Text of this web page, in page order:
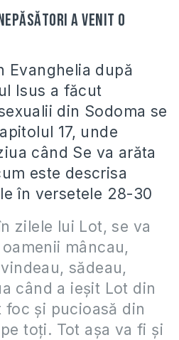
a venit o
Evanghelia după
Isus a făcut
din Sodoma se
17, unde
când Se va arăta
este descrisa
în versetele 28-30
zilele lui Lot, se va
mâncau,
sădeau,
când a ieşit Lot din
foc şi pucioasă din
toţi. Tot aşa va fi şi